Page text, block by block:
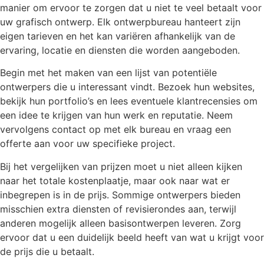
manier om ervoor te zorgen dat u niet te veel betaalt voor
uw grafisch ontwerp. Elk ontwerpbureau hanteert zijn
eigen tarieven en het kan variëren afhankelijk van de
ervaring, locatie en diensten die worden aangeboden.
Begin met het maken van een lijst van potentiële
ontwerpers die u interessant vindt. Bezoek hun websites,
bekijk hun portfolio’s en lees eventuele klantrecensies om
een idee te krijgen van hun werk en reputatie. Neem
vervolgens contact op met elk bureau en vraag een
offerte aan voor uw specifieke project.
Bij het vergelijken van prijzen moet u niet alleen kijken
naar het totale kostenplaatje, maar ook naar wat er
inbegrepen is in de prijs. Sommige ontwerpers bieden
misschien extra diensten of revisierondes aan, terwijl
anderen mogelijk alleen basisontwerpen leveren. Zorg
ervoor dat u een duidelijk beeld heeft van wat u krijgt voor
de prijs die u betaalt.